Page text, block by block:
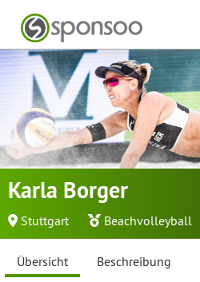
Karla Borger
Stuttgart Beachvolleyball
Übersicht Beschreibung